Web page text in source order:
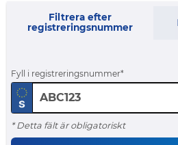
Filtrera efter
registreringsnummer
Fyll i registreringsnummer
* Detta fält är obligatoriskt